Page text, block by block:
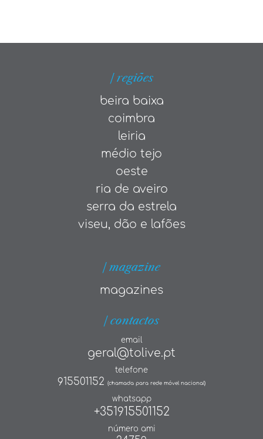
| regiões
beira baixa
coimbra
leiria
médio tejo
oeste
ria de aveiro
serra da estrela
viseu, dão e lafões
| magazine
magazines
| contactos
email
geral@tolive.pt
telefone
915501152 (chamada para rede móvel nacional)
whatsapp
+351915501152
número ami